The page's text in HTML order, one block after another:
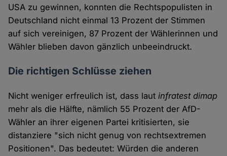
USA zu gewinnen, konnten die Rechtspopulisten in
Deutschland nicht einmal 13 Prozent der Stimmen
auf sich vereinigen, 87 Prozent der Wählerinnen und
Wähler blieben davon gänzlich unbeeindruckt.
Die richtigen Schlüsse ziehen
Nicht weniger erfreulich ist, dass lautinfratest dimap
mehr als die Hälfte, nämlich 55 Prozent der AfD-
Wähler an ihrer eigenen Partei kritisierten, sie
distanziere "sich nicht genug von rechtsextremen
Positionen". Das bedeutet: Würden die anderen